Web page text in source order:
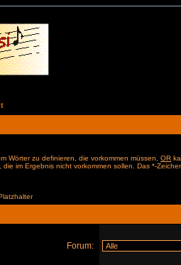
Wörter zu definieren, die vorkommen müssen, OR
die im Ergebnis nicht vorkommen sollen. Das *-
Forum: